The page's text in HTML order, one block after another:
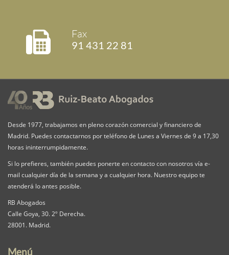
Fax
91 431 22 81
Desde 1977, trabajamos en pleno corazón comercial y financiero de
Madrid. Puedes contactarnos por teléfono de Lunes a Viernes de 9 a 17,30
horas ininterrumpidamente.
Si lo prefieres, también puedes ponerte en contacto con nosotros vía e-
mail cualquier día de la semana y a cualquier hora. Nuestro equipo te
atenderá lo antes posible.
RB Abogados
Calle Goya, 30. 2º Derecha.
28001. Madrid.
Menú